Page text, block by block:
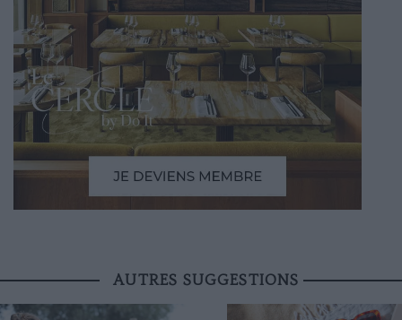
AUTRES SUGGESTIONS